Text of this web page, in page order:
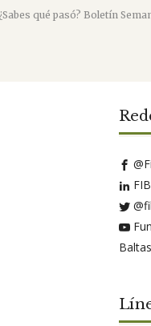
qué pasó? Boletín